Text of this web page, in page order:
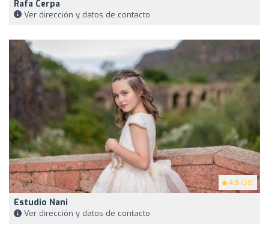
Rafa Cerpa
Ver dirección y datos de contacto
4.9 (50)
Estudio Nani
Ver dirección y datos de contacto